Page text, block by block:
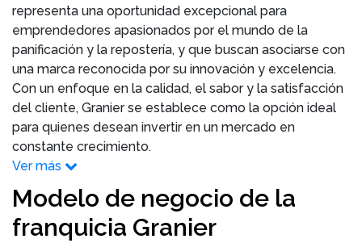
representa una oportunidad excepcional para
emprendedores apasionados por el mundo de la
panificación y la repostería, y que buscan asociarse con
una marca reconocida por su innovación y excelencia.
Con un enfoque en la calidad, el sabor y la satisfacción
del cliente, Granier se establece como la opción ideal
para quienes desean invertir en un mercado en
constante crecimiento.
Ver más
Modelo de negocio de la
franquicia Granier